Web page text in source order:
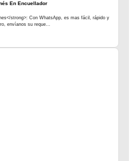
En Encuellador
strong>: Con WhatsApp, es mas fácil, rápido y
envíanos su reque...